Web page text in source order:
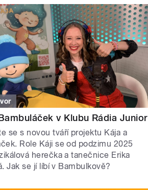
v Klubu Rádia Junior
se s novou tváří projektu Kája a
Role Káji se od podzimu 2025
herečka a tanečnice Erika
Jak se jí líbí v Bambulkově?